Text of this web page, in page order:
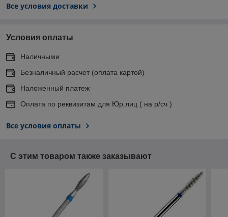
Все условия доставки
Условия оплаты
Наличными
Безналичный расчет (оплата картой)
Наложенный платеж
Оплата по реквизитам для Юр.лиц ( на р/сч )
Все условия оплаты
С этим товаром также заказывают